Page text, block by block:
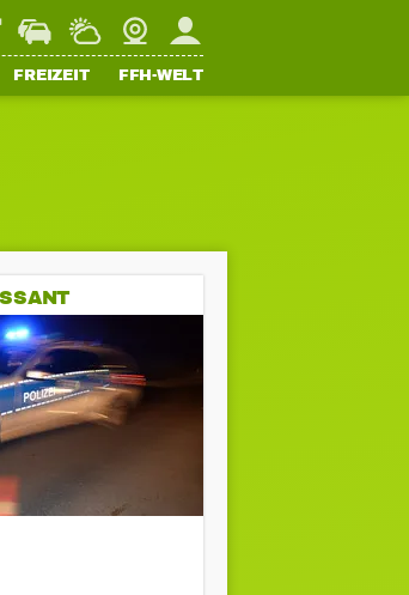
StaupilotWetterWebcamMein FFH
FREIZEIT FFH-WELT